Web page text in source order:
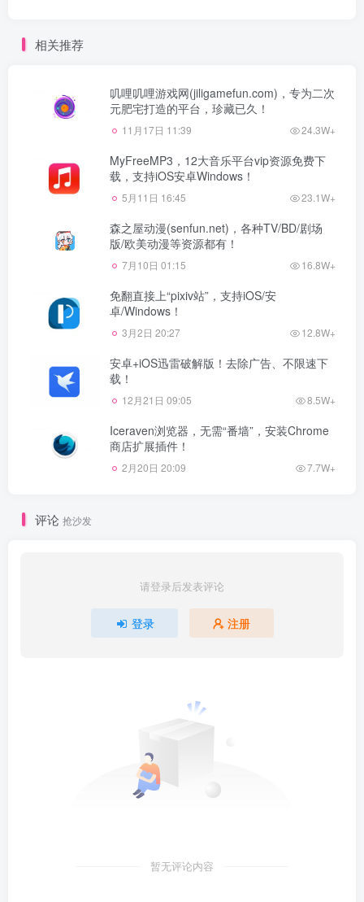
相关推荐
叽哩叽哩游戏网(jiligamefun.com)，专为二次
元肥宅打造的平台，珍藏已久！
11月17日 11:39 24.3W+
MyFreeMP3，12大音乐平台vip资源免费下
载，支持iOS安卓Windows！
5月11日 16:45 23.1W+
森之屋动漫(senfun.net)，各种TV/BD/剧场
版/欧美动漫等资源都有！
7月10日 01:15 16.8W+
免翻直接上“pixiv站”，支持iOS/安
卓/Windows！
3月2日 20:27 12.8W+
安卓+iOS迅雷破解版！去除广告、不限速下
载！
12月21日 09:05 8.5W+
Iceraven浏览器，无需“番墙”，安装Chrome
商店扩展插件！
2月20日 20:09 7.7W+
评论 抢沙发
请登录后发表评论
登录 注册
暂无评论内容